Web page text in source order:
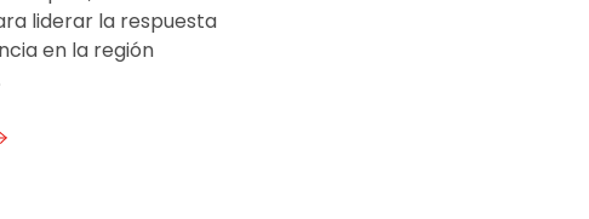
liderar la respuesta
en la región